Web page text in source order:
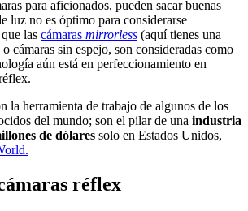
para aficionados, pueden sacar buenas
luz no es óptimo para considerarse
las cámaras mirrorless (aquí tienes una
cámaras sin espejo, son consideradas como
aún está en perfeccionamiento en
la herramienta de trabajo de algunos de los
del mundo; son el pilar de una industria
de dólares solo en Estados Unidos,
réflex